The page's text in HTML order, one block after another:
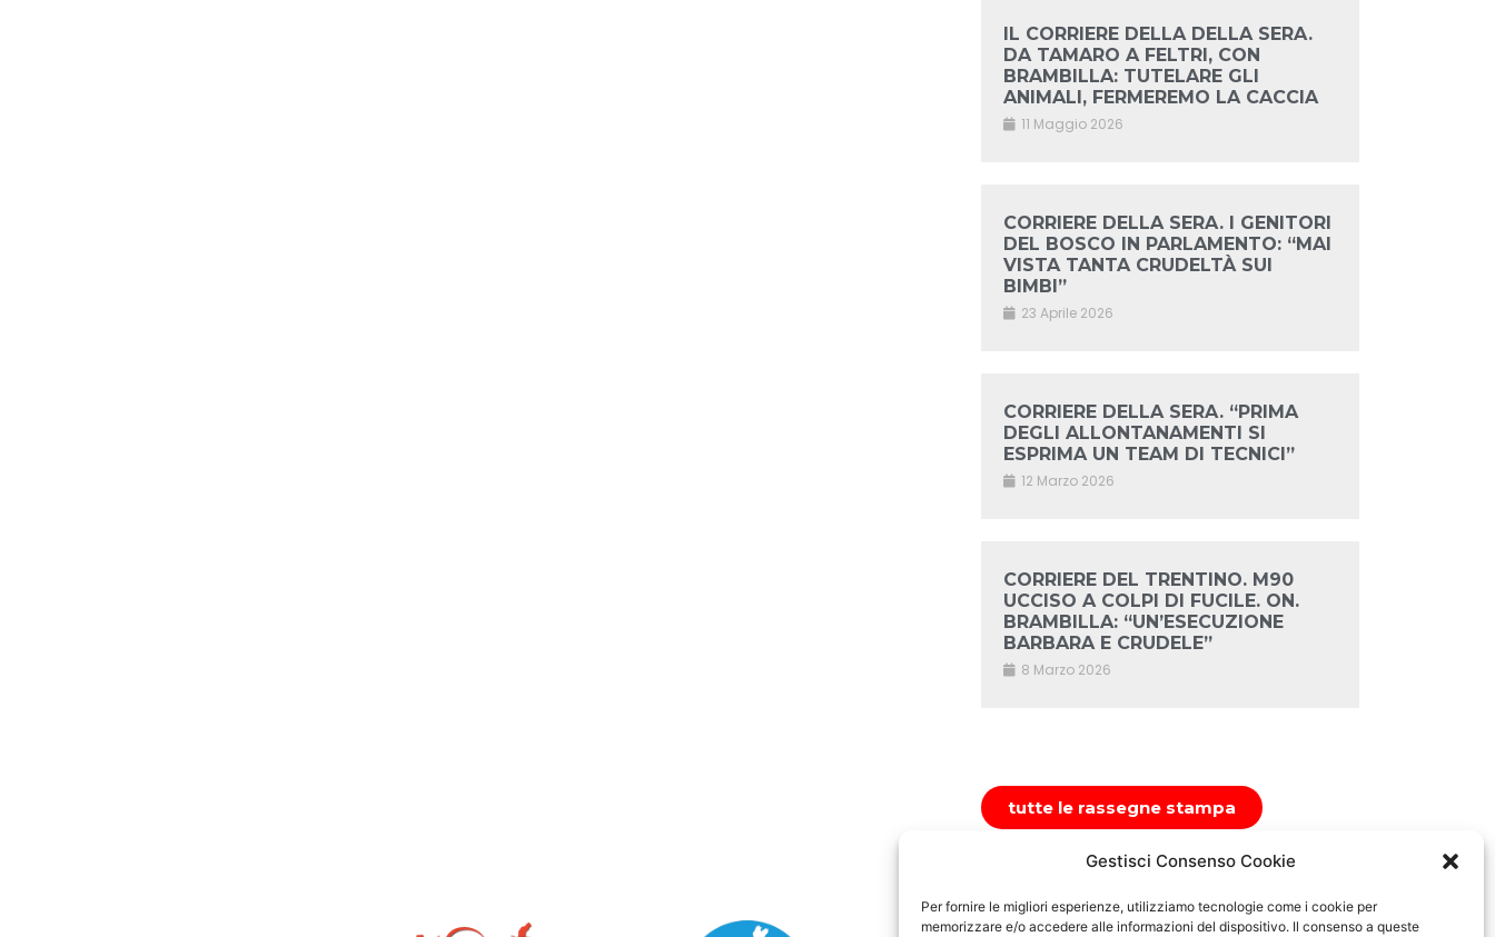
Gestisci Consenso Cookie
Per fornire le migliori esperienze, utilizziamo tecnologie come i cookie per
memorizzare e/o accedere alle informazioni del dispositivo. Il consenso a queste
IL CORRIERE DELLA DELLA SERA.
DA TAMARO A FELTRI, CON
BRAMBILLA: TUTELARE GLI
ANIMALI, FERMEREMO LA CACCIA
11 Maggio 2026
CORRIERE DELLA SERA. I GENITORI
DEL BOSCO IN PARLAMENTO: “MAI
VISTA TANTA CRUDELTÀ SUI
BIMBI”
23 Aprile 2026
CORRIERE DELLA SERA. “PRIMA
DEGLI ALLONTANAMENTI SI
ESPRIMA UN TEAM DI TECNICI”
12 Marzo 2026
CORRIERE DEL TRENTINO. M90
UCCISO A COLPI DI FUCILE. ON.
BRAMBILLA: “UN’ESECUZIONE
BARBARA E CRUDELE”
8 Marzo 2026
tutte le rassegne stampa